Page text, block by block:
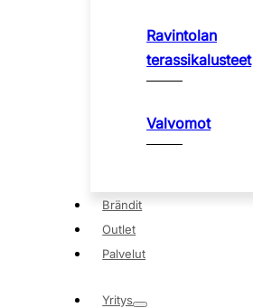
Ravintolan
terassikalusteet
Valvomot
Brändit
Outlet
Palvelut
Yritys